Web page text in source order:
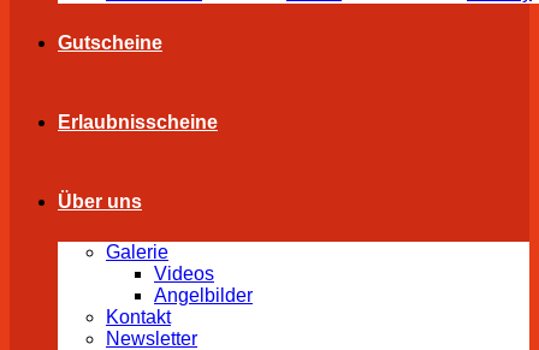
Gutscheine
Erlaubnisscheine
Über uns
Galerie
Videos
Angelbilder
Kontakt
Newsletter